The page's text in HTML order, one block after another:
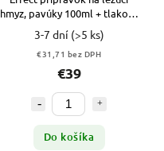
hmyz, pavúky 100ml + tlakový
postrekovač 5L
3-7 dní (>5 ks)
€31,71 bez DPH
€39
Do košíka